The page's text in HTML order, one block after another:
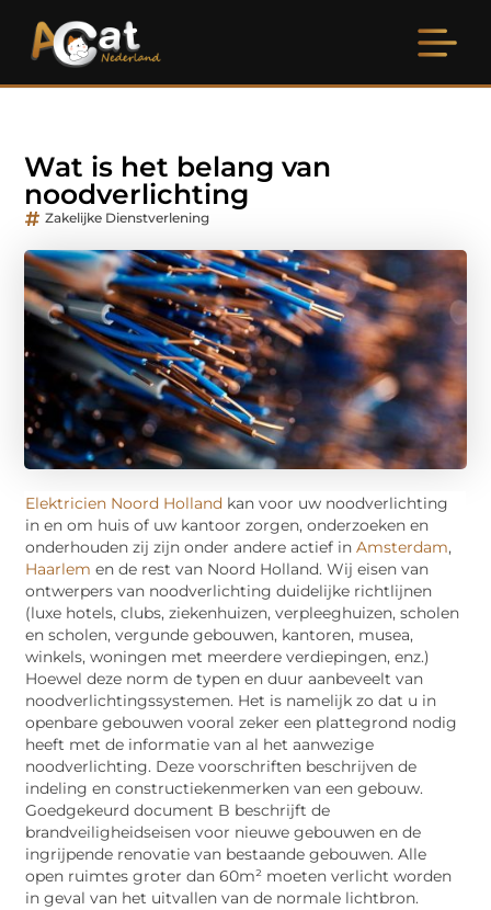
Wat is het belang van
noodverlichting
Zakelijke Dienstverlening
Elektricien Noord Holland kan voor uw noodverlichting
in en om huis of uw kantoor zorgen, onderzoeken en
onderhouden zij zijn onder andere actief inAmsterdam,
Haarlem en de rest van Noord Holland. Wij eisen van
ontwerpers van noodverlichting duidelijke richtlijnen
(luxe hotels, clubs, ziekenhuizen, verpleeghuizen, scholen
en scholen, vergunde gebouwen, kantoren, musea,
winkels, woningen met meerdere verdiepingen, enz.)
Hoewel deze norm de typen en duur aanbeveelt van
noodverlichtingssystemen. Het is namelijk zo dat u in
openbare gebouwen vooral zeker een plattegrond nodig
heeft met de informatie van al het aanwezige
noodverlichting. Deze voorschriften beschrijven de
indeling en constructiekenmerken van een gebouw.
Goedgekeurd document B beschrijft de
brandveiligheidseisen voor nieuwe gebouwen en de
ingrijpende renovatie van bestaande gebouwen. Alle
open ruimtes groter dan 60m² moeten verlicht worden
in geval van het uitvallen van de normale lichtbron.